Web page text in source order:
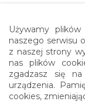
Używamy
naszego serwisu
z naszej strony
nas plików
zgadzasz się
urządzenia.
cookies,